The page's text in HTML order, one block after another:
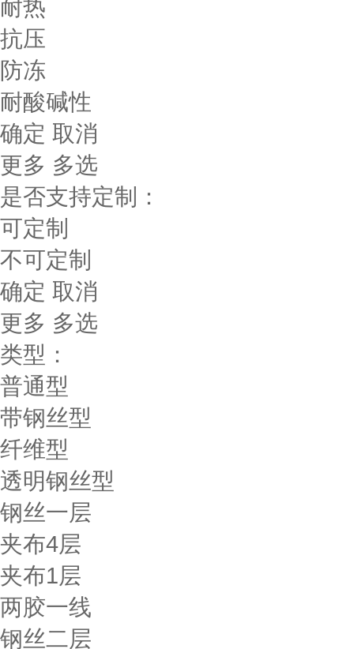
耐热
抗压
防冻
耐酸碱性
确定 取消
更多 多选
是否支持定制：
可定制
不可定制
确定 取消
更多 多选
类型：
普通型
带钢丝型
纤维型
透明钢丝型
钢丝一层
夹布4层
夹布1层
两胶一线
钢丝二层